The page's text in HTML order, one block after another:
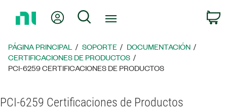
página
principal
Mi cuentaBúsqueda
PÁGINA PRINCIPAL SOPORTE
DOCUMENTACIÓN
CERTIFICACIONES DE PRODUCTOS
PCI-6259 CERTIFICACIONES DE PRODUCTOS
PCI-6259 Certificaciones de Productos